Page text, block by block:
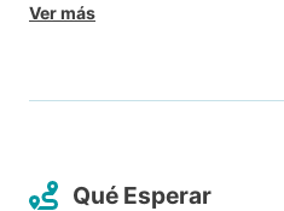
Ver más
Qué Esperar